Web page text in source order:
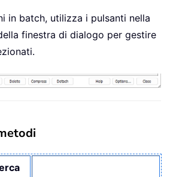
in batch, utilizza i pulsanti nella
finestra di dialogo per gestire